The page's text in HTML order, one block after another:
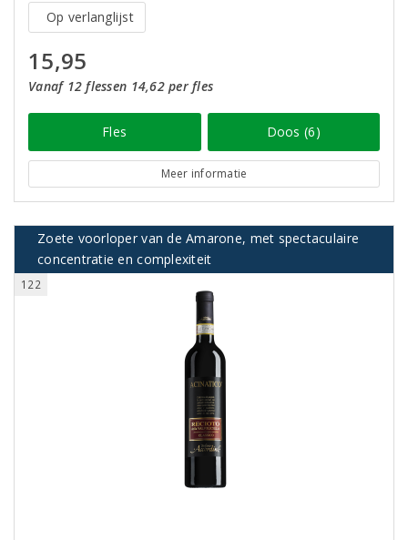
Op verlanglijst
15,95
Vanaf 12 flessen 14,62 per fles
Fles Doos (6)
Meer informatie
Zoete voorloper van de Amarone, met spectaculaire
concentratie en complexiteit
122